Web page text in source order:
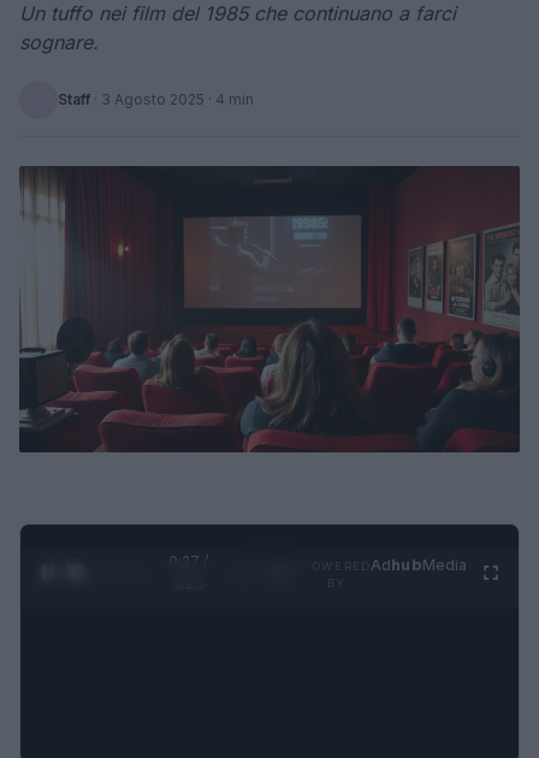
Un tuffo nei film del 1985 che continuano a farci
sognare.
Staff · 3 Agosto 2025 · 4 min
0:28 /
AdhubMedia